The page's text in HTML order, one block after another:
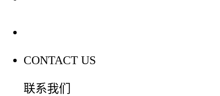
CONTACT US
联系我们